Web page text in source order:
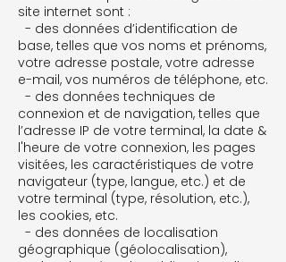
site internet sont :
- des données d’identification de
base, telles que vos noms et prénoms,
votre adresse postale, votre adresse
e-mail, vos numéros de téléphone, etc.
- des données techniques de
connexion et de navigation, telles que
l’adresse IP de votre terminal, la date &
l'heure de votre connexion, les pages
visitées, les caractéristiques de votre
navigateur (type, langue, etc.) et de
votre terminal (type, résolution, etc.),
les cookies, etc.
- des données de localisation
géographique (géolocalisation),